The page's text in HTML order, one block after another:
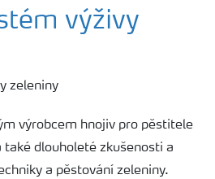
výživy
výrobcem hnojiv pro pěstitele
dlouholeté zkušenosti a
a pěstování zeleniny.